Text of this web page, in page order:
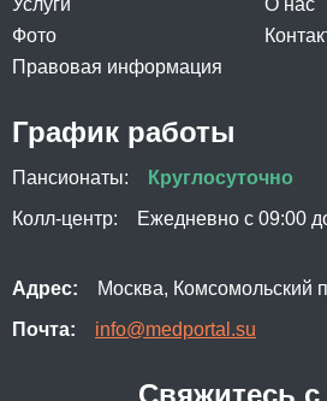
Услуги
О нас
Фото
Правовая информация
График работы
Пансионаты:
Круглосуточно
Колл-центр:
Ежедневно с 09:00
Адрес:
Москва, Комсомольский
Почта:
info@medportal.su
Свяжитесь